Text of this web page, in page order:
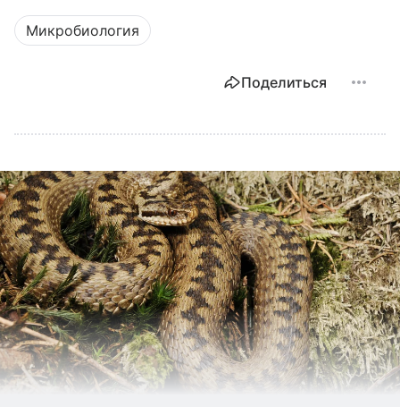
Микробиология
Поделиться